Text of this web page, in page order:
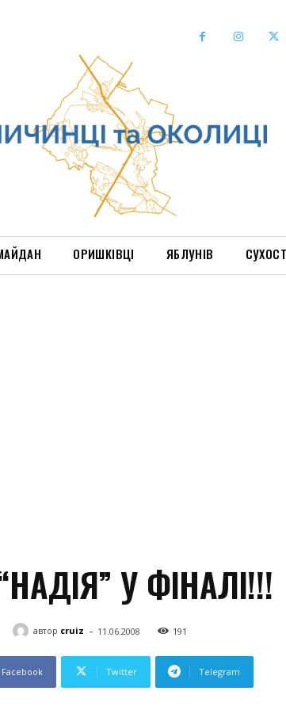
ОРИШКІВЦІ ЯБЛУНІВ
У ФІНАЛІ!!!
автор cruiz - 11.06.2008 191
Facebook Twitter Telegram